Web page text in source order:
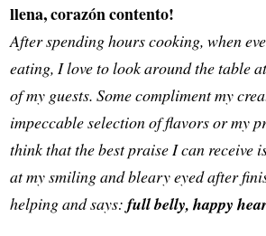
llena, corazón contento!
After spending hours cooking, when
eating, I love to look around the table
of my guests. Some compliment my
impeccable selection of flavors or my
think that the best praise I can receive
at my smiling and bleary eyed after
helping and says: full belly, happy